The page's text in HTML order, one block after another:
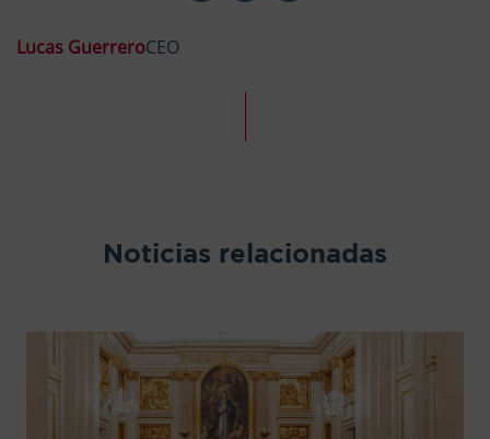
Lucas GuerreroCEO
Noticias relacionadas